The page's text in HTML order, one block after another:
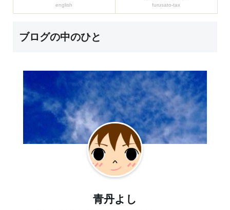
english furusato-tax
ブログの中のひと
青丹よし